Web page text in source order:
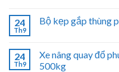
24
Th9
Bộ kẹp gắp thùng
24
Th9
Xe nâng quay đổ
500kg